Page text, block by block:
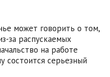
может говорить о том,
за распускаемых
на работе
состоится серьезный